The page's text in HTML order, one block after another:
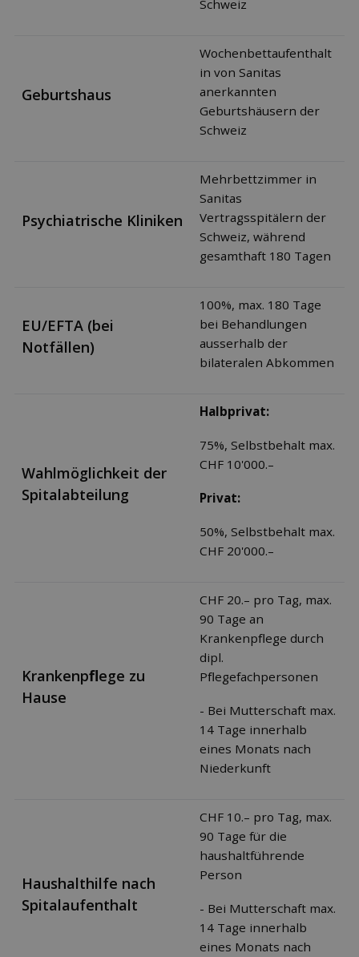
Schweiz
Geburtshaus
Wochenbettaufenthalt
in von Sanitas
anerkannten
Geburtshäusern der
Schweiz
Psychiatrische Kliniken
Mehrbettzimmer in
Sanitas
Vertragsspitälern der
Schweiz, während
gesamthaft 180 Tagen
EU/EFTA (bei
Notfällen)
100%, max. 180 Tage
bei Behandlungen
ausserhalb der
bilateralen Abkommen
Wahlmöglichkeit der
Spitalabteilung
Halbprivat:
75%, Selbstbehalt max.
CHF 10'000.–
Privat:
50%, Selbstbehalt max.
CHF 20'000.–
Krankenpﬂege zu
Hause
CHF 20.– pro Tag, max.
90 Tage an
Krankenpﬂege durch
dipl.
Pﬂegefachpersonen
- Bei Mutterschaft max.
14 Tage innerhalb
eines Monats nach
Niederkunft
Haushalthilfe nach
Spitalaufenthalt
CHF 10.– pro Tag, max.
90 Tage für die
haushaltführende
Person
- Bei Mutterschaft max.
14 Tage innerhalb
eines Monats nach